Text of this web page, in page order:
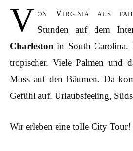
V on Virginia aus
Stunden auf dem
Charleston in South Carolina.
tropischer. Viele Palmen und
Moss auf den Bäumen. Da
Gefühl auf. Urlaubsfeeling,
Wir erleben eine tolle City Tour!